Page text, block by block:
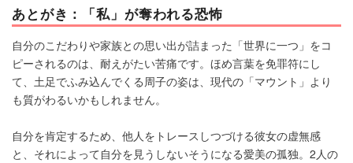
あとがき：「私」が奪われる恐怖
自分のこだわりや家族との思い出が詰まった「世界に一つ」をコ
ピーされるのは、耐えがたい苦痛です。ほめ言葉を免罪符にし
て、土足でふみ込んでくる周子の姿は、現代の「マウント」より
も質がわるいかもしれません。
自分を肯定するため、他人をトレースしつづける彼女の虚無感
と、それによって自分を見うしないそうになる愛美の孤独。2人の